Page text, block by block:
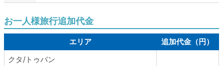
お一人様旅行追加代金
エリア
追加代金（円）
クタ/トゥバン